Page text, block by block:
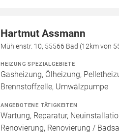
Hartmut Assmann
Mühlenstr. 10, 55566 Bad (12km von
HEIZUNG SPEZIALGEBIETE
Gasheizung, Ölheizung,
Brennstoffzelle, Umwälzpumpe
ANGEBOTENE TÄTIGKEITEN
Wartung, Reparatur,
Renovierung, Renovierung /